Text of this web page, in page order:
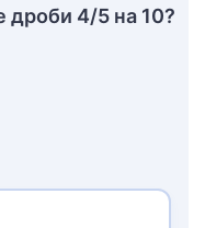
дроби 4/5 на 10?